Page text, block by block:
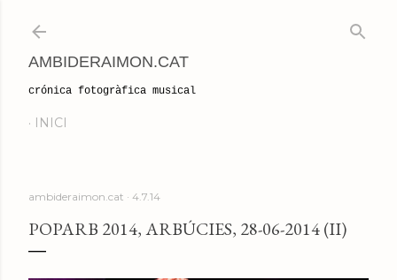
AMBIDERAIMON.CAT
crónica fotogràfica musical
INICI
ambideraimon.cat 4.7.14
POPARB 2014, ARBÚCIES, 28-06-2014 (II)